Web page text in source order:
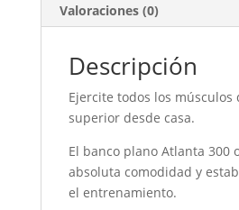
Valoraciones (0)
Descripción
Ejercite todos los músculos
superior desde casa.
El banco plano Atlanta 300
absoluta comodidad y
el entrenamiento.